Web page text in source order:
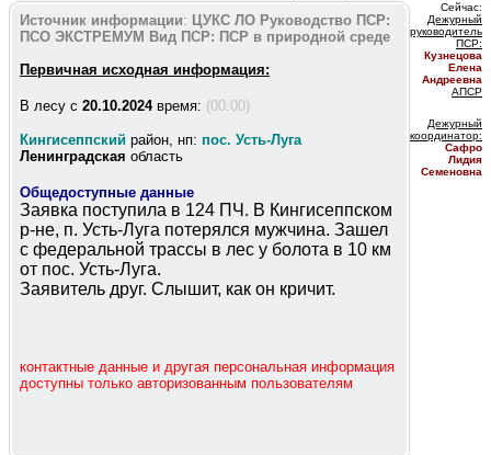
Источник информации: ЦУКС ЛО Руководство ПСР:
ПСО ЭКСТРЕМУМ Вид ПСР: ПСР в природной среде
Первичная исходная информация:
В лесу c 20.10.2024время: (00:00)
Кингисеппский район, нп: пос. Усть-Луга
Ленинградская область
Общедоступные данные
Заявка поступила в 124 ПЧ. В Кингисеппском
р-не, п. Усть-Луга потерялся мужчина. Зашел
с федеральной трассы в лес у болота в 10 км
от пос. Усть-Луга.
Заявитель друг. Слышит, как он кричит.
контактные данные и другая персональная информация
доступны только авторизованным пользователям
Сейчас:
Дежурный
руководитель
ПСР:
Кузнецова
Елена
Андреевна
АПСР
Дежурный
координатор:
Сафро
Лидия
Семеновна